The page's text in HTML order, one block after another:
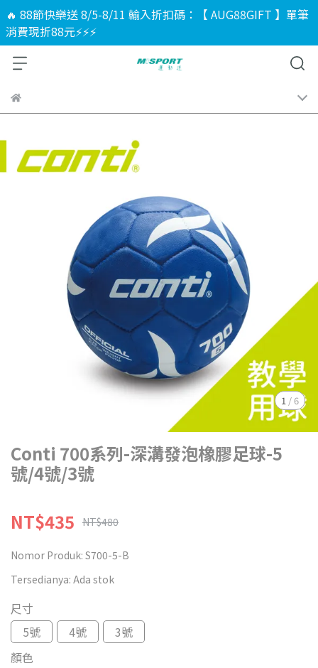
🔥 88節快樂送 8/5-8/11 輸入折扣碼：【 AUG88GIFT 】單筆
消費現折88元⚡⚡⚡
1 /6
Conti 700系列-深溝發泡橡膠足球-5
號/4號/3號
NT$435 NT$480
Nomor Produk: S700-5-B
Tersedianya: Ada stok
尺寸
5號
4號
3號
顏色